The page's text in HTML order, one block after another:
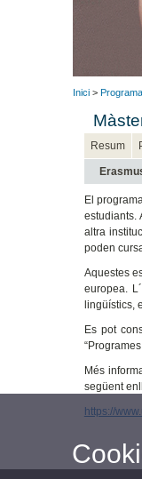
Inici >
Resum
El
estudiants.
altra
poden
Aquestes
europea.
lingüístics,
Es pot
Més
següent
https://